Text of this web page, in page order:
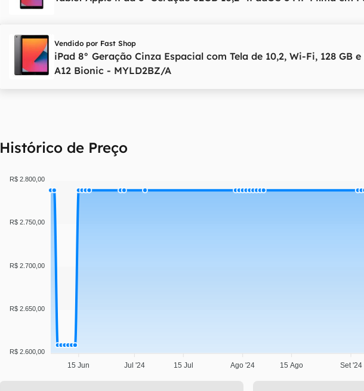
Vendido por Fast Shop
iPad 8° Geração Cinza Espacial com Tela de 10,2, Wi-Fi, 128 GB
A12 Bionic - MYLD2BZ/A
Histórico de Preço
R$ 2.800,00
R$ 2.750,00
R$ 2.700,00
R$ 2.650,00
R$ 2.600,00
15 Jun Jul '24 15 Jul Ago '24 15 Ago Set '24